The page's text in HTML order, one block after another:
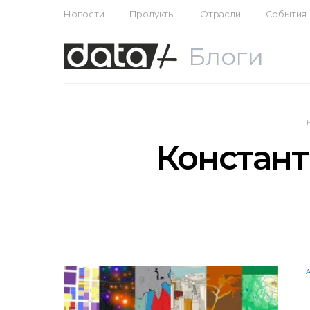
Новости Продукты Отрасли События
Блоги